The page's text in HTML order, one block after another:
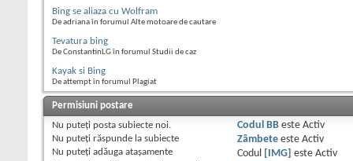
Bing se aliaza cu Wolfram
De adriana în forumul Alte motoare de cautare
Tevatura bing
De ConstantinLG în forumul Studii de caz
Kayak si Bing
De attempt în forumul Plagiat
Permisiuni postare
Nu puteţi posta subiecte noi.
Nu puteţi răspunde la subiecte
Nu puteţi adăuga ataşamente
Codul BBeste Activ
Zâmbeteeste Activ
Codul
[IMG] este Activ